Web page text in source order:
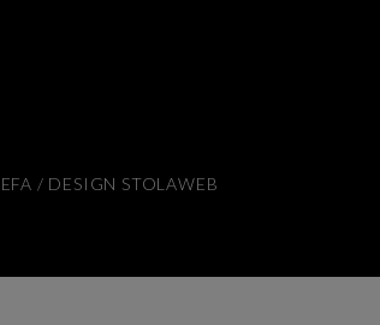
/ DESIGN STOLAWEB